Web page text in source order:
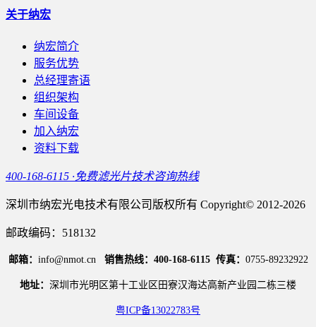
关于纳宏
纳宏简介
服务优势
总经理寄语
组织架构
车间设备
加入纳宏
资料下载
400-168-6115 ·免费滤光片技术咨询热线
深圳市纳宏光电技术有限公司版权所有 Copyright© 2012-2026
邮政编码：518132
邮箱： info@nmot.cn 销售热线：400-168-6115 传真： 0755-89232922
地址： 深圳市光明区第十工业区田寮汉海达高新产业园二栋三楼
粤ICP备13022783号